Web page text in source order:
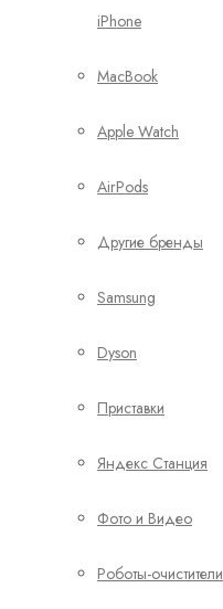
iPhone
MacBook
Apple Watch
AirPods
Другие бренды
Samsung
Dyson
Приставки
Яндекс Станция
Фото и Видео
Роботы-очистители